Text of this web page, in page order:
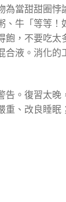
當甜甜圈
牛「等等！
，不要吃太
液。消化的
。復習太
、改良睡